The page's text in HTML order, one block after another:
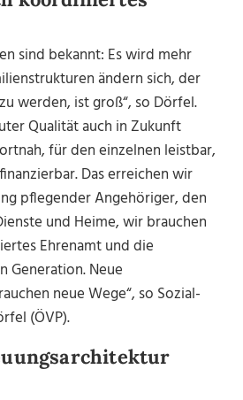
sind bekannt: Es wird mehr
ändern sich, der
werden, ist groß“, so Dörfel.
Qualität auch in Zukunft
für den einzelnen leistbar,
Das erreichen wir
pflegender Angehöriger, den
und Heime, wir brauchen
Ehrenamt und die
Generation. Neue
neue Wege“, so Sozial-
(ÖVP).